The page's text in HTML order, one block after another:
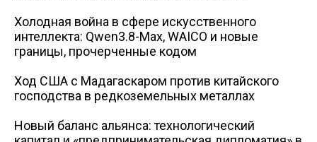
Холодная война в сфере искусственного
интеллекта: Qwen3.8-Max, WAICO и новые
границы, прочерченные кодом
Ход США с Мадагаскаром против китайского
господства в редкоземельных металлах
Новый баланс альянса: технологический